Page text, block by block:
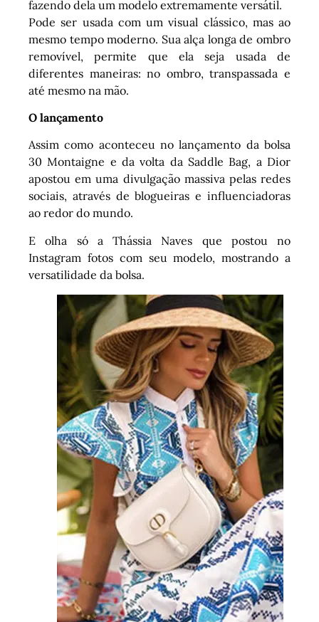
fazendo dela um modelo extremamente versátil.
Pode ser usada com um visual clássico, mas ao
mesmo tempo moderno. Sua alça longa de ombro
removível, permite que ela seja usada de
diferentes maneiras: no ombro, transpassada e
até mesmo na mão.
O lançamento
Assim como aconteceu no lançamento da bolsa
30 Montaigne e da volta da Saddle Bag, a Dior
apostou em uma divulgação massiva pelas redes
sociais, através de blogueiras e influenciadoras
ao redor do mundo.
E olha só a Thássia Naves que postou no
Instagram fotos com seu modelo, mostrando a
versatilidade da bolsa.